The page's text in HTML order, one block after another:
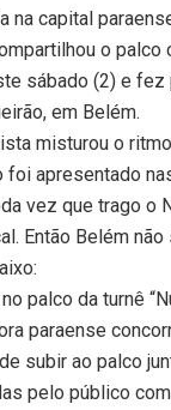
na capital
o
sábado (2) e fez
em Belém.
misturou o
foi apresentado
vez que trago
Então Belém
palco da turnê
paraense
subir ao palco
pelo público